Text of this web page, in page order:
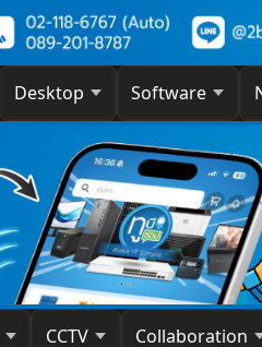
Desktop Software
CCTV Collaboration